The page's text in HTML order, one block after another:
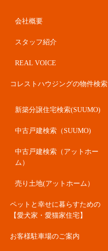
会社概要
スタッフ紹介
REAL VOICE
コレストハウジングの物件検索
新築分譲住宅検索(SUUMO)
中古戸建検索（SUUMO)
中古戸建検索（アットホー
ム）
売り土地(アットホーム）
ペットと幸せに暮らすための
【愛犬家・愛猫家住宅】
お客様駐車場のご案内